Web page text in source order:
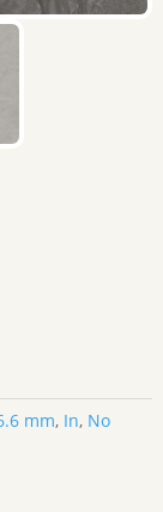
mm, In, No